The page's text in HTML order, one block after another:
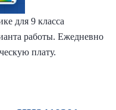
для 9 класса
работы. Ежедневно
плату.